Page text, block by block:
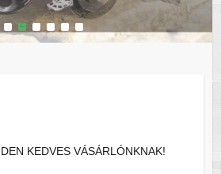
1 2 3 4 5 6
KEDVES VÁSÁRLÓNKNAK!